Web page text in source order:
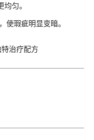
匀。
使瑕疵明显变暗。
治疗配方